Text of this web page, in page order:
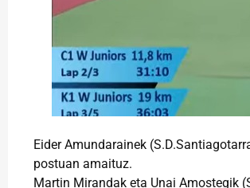
Eider Amundarainek
postuan amaituz.
Martin Mirandak eta Unai Amostegik